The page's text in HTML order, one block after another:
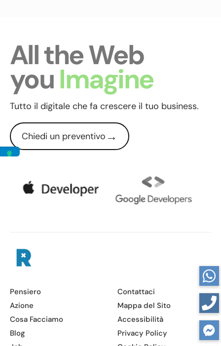
All the Web
youImagine
Tutto il digitale che fa crescere il tuo business.
Chiedi un preventivo →
Pensiero
Azione
Cosa Facciamo
Blog
Contattaci
Mappa del Sito
Accessibilità
Privacy Policy